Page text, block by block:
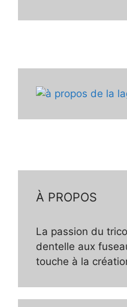
À PROPOS
La passion du
dentelle aux
touche à la